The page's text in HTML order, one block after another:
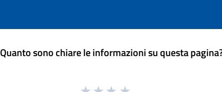
Quanto sono chiare le informazioni su questa